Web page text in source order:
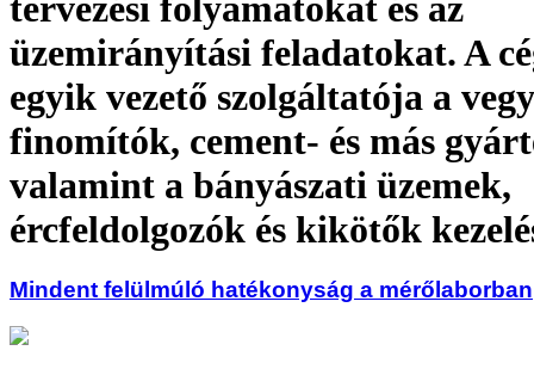
üzemirányítási feladatokat. A
egyik vezető szolgáltatója a
finomítók, cement- és más
valamint a bányászati üzemek,
ércfeldolgozók és kikötők
Mindent felülmúló hatékonyság a mérőlaborban